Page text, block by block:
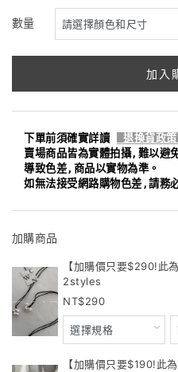
數量
加入
下單前須確實詳讀 退換貨政策
賣場商品皆為實體拍攝,難以避
導致色差,商品以實物為準。
如無法接受網路購物色差,請務
加購商品
【加購價只要$290!此
2styles
290
【加購價只要$190!此